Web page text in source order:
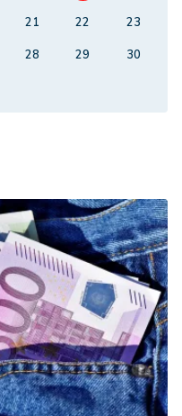
21 22
23
28 29
30